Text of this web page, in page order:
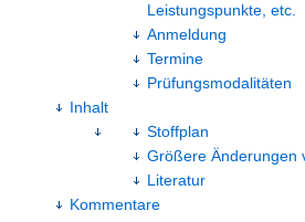
Leistungspunkte, etc.
Anmeldung
Termine
Prüfungsmodalitäten
Inhalt
Stoffplan
Größere Änderungen
Literatur
Kommentare